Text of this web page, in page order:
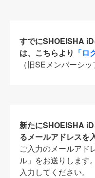
すでにSHOEISHA
は、こちらより 「ロ
（旧SEメンバーシ
新たにSHOEISHA
るメールアドレスを
ご入力のメールアド
ル」をお送りします
入力してください。